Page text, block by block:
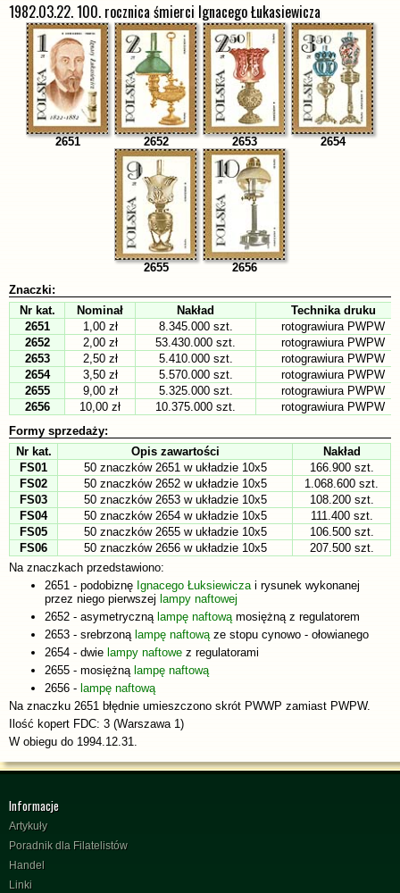
1982.03.22. 100. rocznica śmierci Ignacego Łukasiewicza
2651 2652 2653 2654
2655
2656
Znaczki:
Nr kat.
Nominał Nakład
Technika druku
2651
1,00 zł 8.345.000 szt.
rotograwiura PWPW
2652
2,00 zł 53.430.000 szt.
rotograwiura PWPW
2653
2,50 zł 5.410.000 szt.
rotograwiura PWPW
2654
3,50 zł 5.570.000 szt.
rotograwiura PWPW
2655
9,00 zł 5.325.000 szt.
rotograwiura PWPW
2656
10,00 zł 10.375.000 szt.
rotograwiura PWPW
Formy sprzedaży:
Nr kat.
Opis zawartości
Nakład
FS01
50 znaczków 2651 w układzie 10x5
166.900 szt.
FS02
50 znaczków 2652 w układzie 10x5
1.068.600 szt.
FS03
50 znaczków 2653 w układzie 10x5
108.200 szt.
FS04
50 znaczków 2654 w układzie 10x5
111.400 szt.
FS05
50 znaczków 2655 w układzie 10x5
106.500 szt.
FS06
50 znaczków 2656 w układzie 10x5
207.500 szt.
Na znaczkach przedstawiono:
2651 - podobiznę Ignacego Łuksiewiczai rysunek wykonanej
przez niego pierwszej lampy naftowej
2652 - asymetryczną lampę naftowąmosiężną z regulatorem
2653 - srebrzoną lampę naftowąze stopu cynowo - ołowianego
2654 - dwie lampy naftowe z regulatorami
2655 - mosiężną lampę naftową
2656 - lampę naftową
Na znaczku 2651 błędnie umieszczono skrót PWWP zamiast PWPW.
Ilość kopert FDC: 3 (Warszawa 1)
W obiegu do 1994.12.31.
Informacje
Artykuły
Poradnik dla Filatelistów
Handel
Linki